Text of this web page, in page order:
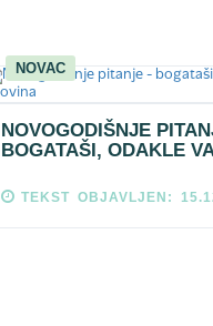
NOVAC
NOVOGODIŠNJE
BOGATAŠI, ODAKLE
TEKST OBJAVLJEN: